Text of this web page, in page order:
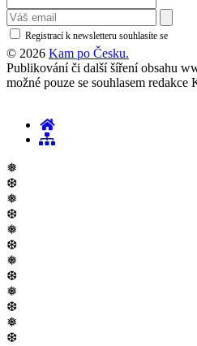
Registrací k newsletteru souhlasíte se
© 2026 Kam po Česku.
Publikování či další šíření obsahu
možné pouze se souhlasem
❅
❆
❅
❆
❅
❆
❅
❆
❅
❆
❅
❆